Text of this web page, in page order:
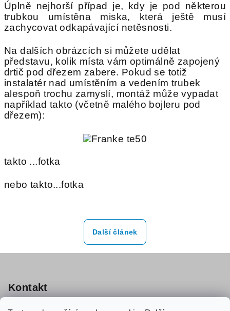
Úplně nejhorší případ je, kdy je pod některou
trubkou umístěna miska, která ještě musí
zachycovat odkapávající netěsnosti.
Na dalších obrázcích si můžete udělat
představu, kolik místa vám optimálně zapojený
drtič pod dřezem zabere. Pokud se totiž
instalatér nad umístěním a vedením trubek
alespoň trochu zamyslí, montáž může vypadat
například takto (včetně malého bojleru pod
dřezem):
takto ...fotka
nebo takto...fotka
Další článek
a
Kontakt